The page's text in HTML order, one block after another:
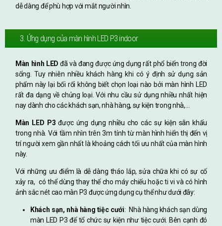
dễ dàng để phù hợp với mắt người nhìn.
3. Ứng dụng của màn hình LED P3 indoor
Màn hình LED đã và đang được ứng dụng rất phổ biến trong đời
sống. Tuy nhiên nhiều khách hàng khi có ý định sử dụng sản
phẩm này lại bối rối không biết chọn loại nào bởi màn hình LED
rất đa dạng về chủng loại. Với nhu cầu sử dụng nhiều nhất hiện
nay dành cho các khách sạn, nhà hàng, sự kiện trong nhà,…
Màn LED P3 được ứng dụng nhiều cho các sự kiện sân khấu
trong nhà. Với tầm nhìn trên 3m tính từ màn hình hiển thị đến vị
trí người xem gần nhất là khoảng cách tối ưu nhất của màn hình
này.
Với những ưu điểm là dễ dàng tháo lắp, sửa chữa khi có sự cố
xảy ra, có thể dùng thay thế cho máy chiếu hoặc ti vi và có hình
ảnh sắc nét cao màn P3 được ứng dụng cụ thể như dưới đây:
Khách sạn, nhà hàng tiệc cưới: Nhà hàng khách sạn dùng
màn LED P3 để tổ chức sự kiện như tiệc cưới. Bên cạnh đó